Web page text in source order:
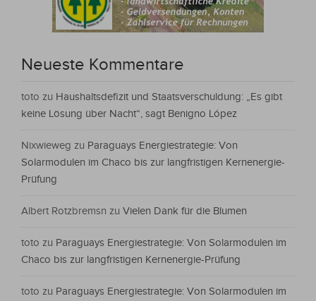
Neueste Kommentare
toto zu Haushaltsdefizit und Staatsverschuldung: „Es gibt
keine Lösung über Nacht“, sagt Benigno López
Nixwieweg zu Paraguays Energiestrategie: Von
Solarmodulen im Chaco bis zur langfristigen Kernenergie-
Prüfung
Albert Rotzbremsn zu Vielen Dank für die Blumen
toto zu Paraguays Energiestrategie: Von Solarmodulen im
Chaco bis zur langfristigen Kernenergie-Prüfung
toto zu Paraguays Energiestrategie: Von Solarmodulen im